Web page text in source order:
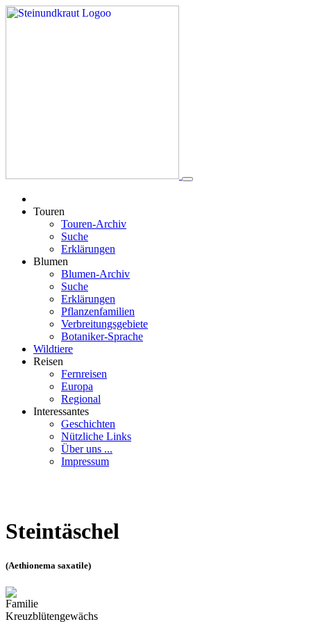
Touren
Touren-Archiv
Suche
Erklärungen
Blumen
Blumen-Archiv
Suche
Erklärungen
Pflanzenfamilien
Verbreitungsgebiete
Botaniker-Sprache
Wildtiere
Reisen
Fernreisen
Europa
Regional
Interessantes
Geschichten
Nützliche Links
Über uns ...
Impressum
Steintäschel
(Aethionema saxatile)
Familie
Kreuzblütengewächs